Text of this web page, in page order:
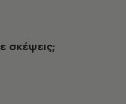
σκέψεις;